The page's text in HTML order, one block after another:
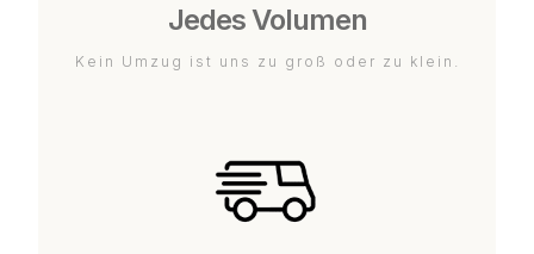
Jedes Volumen
Kein Umzug ist uns zu groß oder zu klein.